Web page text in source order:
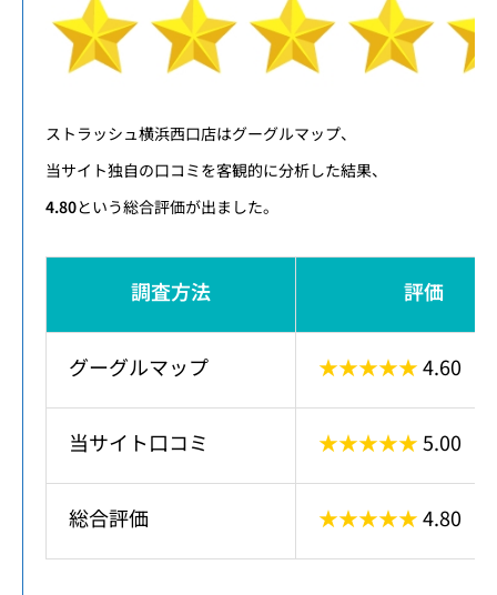
ストラッシュ横浜西口店はグーグルマップ、
当サイト独自の口コミを客観的に分析した結果、
4.80という総合評価が出ました。
調査方法 評価
グーグルマップ ★★★★★4.60
当サイト口コミ ★★★★★5.00
総合評価 ★★★★★4.80